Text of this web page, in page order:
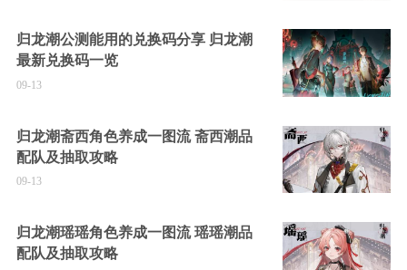
归龙潮公测能用的兑换码分享 归龙潮
最新兑换码一览
09-13
归龙潮斋西角色养成一图流 斋西潮品
配队及抽取攻略
09-13
归龙潮瑶瑶角色养成一图流 瑶瑶潮品
配队及抽取攻略